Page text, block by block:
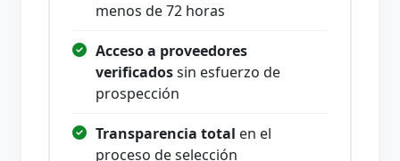
menos de 72 horas
Acceso a proveedores
verificadossin esfuerzo de
prospección
Transparencia total en el
proceso de selección